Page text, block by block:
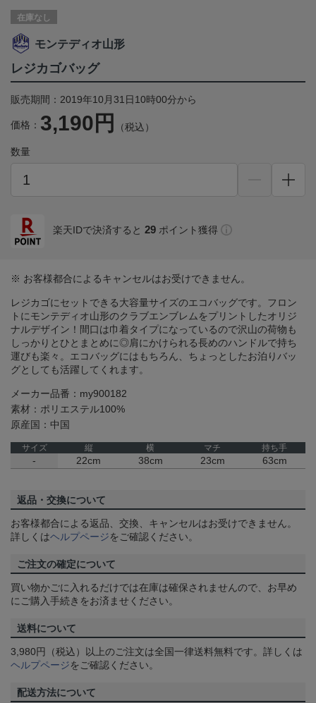
在庫なし
モンテディオ山形
レジカゴバッグ
販売期間：2019年10月31日10時00分から
価格： 3,190円 （税込）
数量
楽天IDで決済すると 29 ポイント獲得
※ お客様都合によるキャンセルはお受けできません。
レジカゴにセットできる大容量サイズのエコバッグです。フロン
トにモンテディオ山形のクラブエンブレムをプリントしたオリジ
ナルデザイン！間口は巾着タイプになっているので沢山の荷物も
しっかりとひとまとめに◎肩にかけられる長めのハンドルで持ち
運びも楽々。エコバッグにはもちろん、ちょっとしたお泊りバッ
グとしても活躍してくれます。
メーカー品番：my900182
素材：ポリエステル100%
原産国：中国
サイズ 縦 横 マチ 持ち手
- 22cm 38cm 23cm 63cm
返品・交換について
お客様都合による返品、交換、キャンセルはお受けできません。
詳しくはヘルプページをご確認ください。
ご注文の確定について
買い物かごに入れるだけでは在庫は確保されませんので、お早め
にご購入手続きをお済ませください。
送料について
3,980円（税込）以上のご注文は全国一律送料無料です。詳しくは
ヘルプページをご確認ください。
配送方法について